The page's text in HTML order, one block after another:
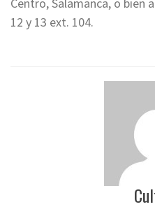
12 y 13 ext. 104.